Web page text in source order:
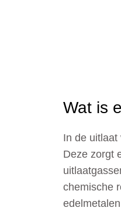
Wat is
In de uitlaat
Deze zorgt
chemische